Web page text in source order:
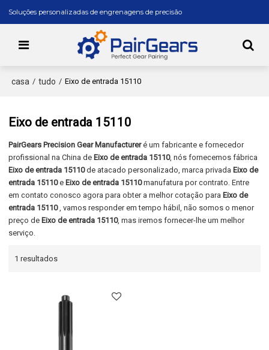
Soluções personalizadas de engrenagens de precisão
casa / tudo / Eixo de entrada 15110
Eixo de entrada 15110
PairGears Precision Gear Manufactureré um fabricante e fornecedor
profissional na China de Eixo de entrada 15110, nós fornecemos fábrica
Eixo de entrada 15110de atacado personalizado, marca privada Eixo de
entrada 15110e Eixo de entrada 15110manufatura por contrato. Entre
em contato conosco agora para obter a melhor cotação para Eixo de
entrada 15110, vamos responder em tempo hábil, não somos o menor
preço de Eixo de entrada 15110, mas iremos fornecer-lhe um melhor
serviço.
1 resultados